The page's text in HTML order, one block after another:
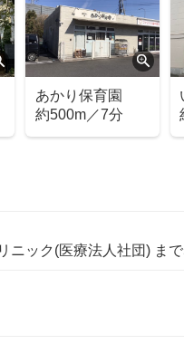
あかり保育園
約500m／7分
ニック(医療法人社団) ま